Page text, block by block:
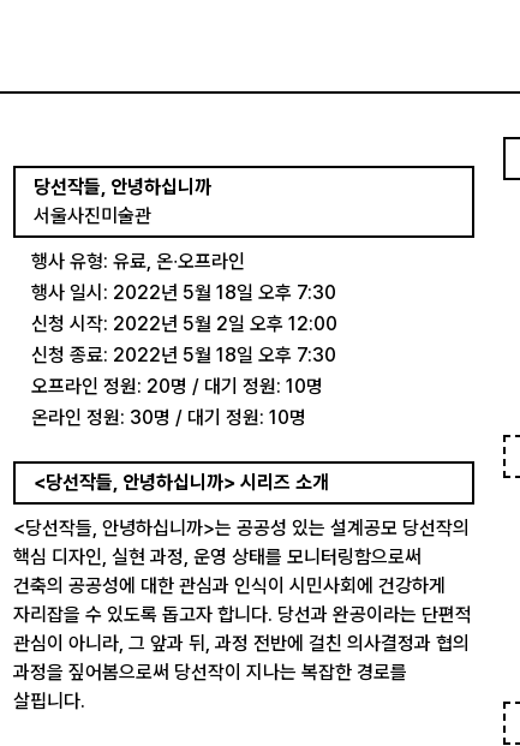
당선작들, 안녕하십니까
서울사진미술관
행사 유형: 유료, 온∙오프라인
행사 일시: 2022년 5월 18일 오후 7:30
신청 시작: 2022년 5월 2일 오후 12:00
신청 종료: 2022년 5월 18일 오후 7:30
오프라인 정원: 20명 / 대기 정원: 10명
온라인 정원: 30명 / 대기 정원: 10명
<당선작들, 안녕하십니까> 시리즈 소개
<당선작들, 안녕하십니까>는 공공성 있는 설계공모 당선작의
핵심 디자인, 실현 과정, 운영 상태를 모니터링함으로써
건축의 공공성에 대한 관심과 인식이 시민사회에 건강하게
자리잡을 수 있도록 돕고자 합니다. 당선과 완공이라는 단편적
관심이 아니라, 그 앞과 뒤, 과정 전반에 걸친 의사결정과 협의
과정을 짚어봄으로써 당선작이 지나는 복잡한 경로를
살핍니다.